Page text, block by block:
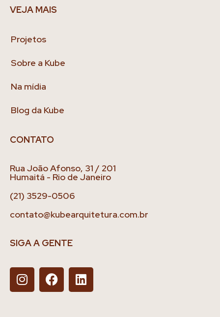
VEJA MAIS
Projetos
Sobre a Kube
Na mídia
Blog da Kube
CONTATO
Rua João Afonso, 31 / 201
Humaitá - Rio de Janeiro
(21) 3529-0506
contato@kubearquitetura.com.br
SIGA A GENTE